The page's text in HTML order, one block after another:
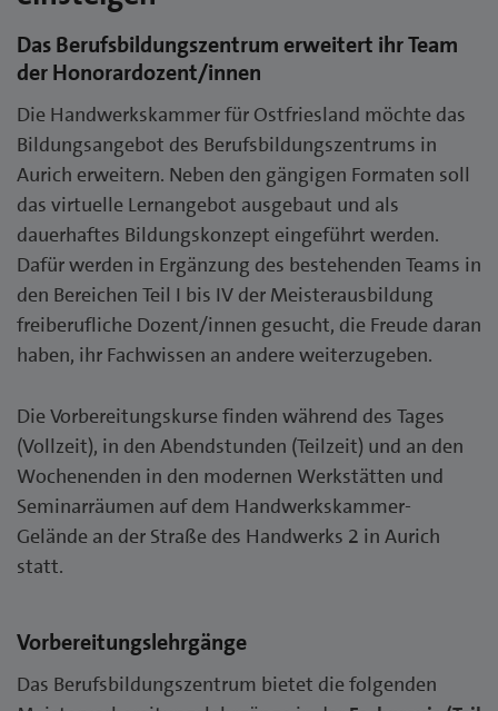
Das Berufsbildungszentrum erweitert ihr Team
der Honorardozent/innen
Die Handwerkskammer für Ostfriesland möchte das
Bildungsangebot des Berufsbildungszentrums in
Aurich erweitern. Neben den gängigen Formaten soll
das virtuelle Lernangebot ausgebaut und als
dauerhaftes Bildungskonzept eingeführt werden.
Dafür werden in Ergänzung des bestehenden Teams in
den Bereichen Teil I bis IV der Meisterausbildung
freiberufliche Dozent/innen gesucht, die Freude daran
haben, ihr Fachwissen an andere weiterzugeben.
Die Vorbereitungskurse finden während des Tages
(Vollzeit), in den Abendstunden (Teilzeit) und an den
Wochenenden in den modernen Werkstätten und
Seminarräumen auf dem Handwerkskammer-
Gelände an der Straße des Handwerks 2 in Aurich
statt.
Vorbereitungslehrgänge
Das Berufsbildungszentrum bietet die folgenden